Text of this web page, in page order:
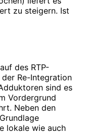
zu steigern. Ist
des RTP-
Re-Integration
sind es
Vordergrund
Neben den
lokale wie auch